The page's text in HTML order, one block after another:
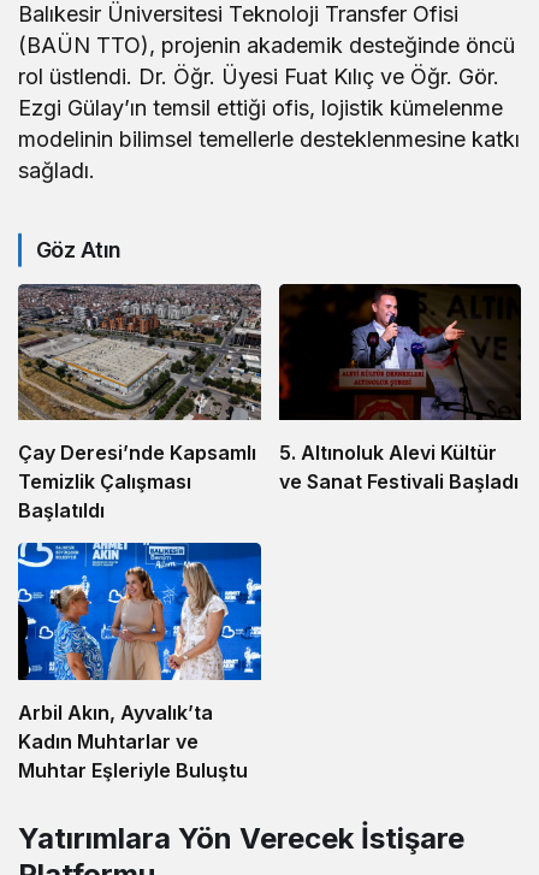
Balıkesir Üniversitesi Teknoloji Transfer Ofisi
(BAÜN TTO), projenin akademik desteğinde öncü
rol üstlendi. Dr. Öğr. Üyesi Fuat Kılıç ve Öğr. Gör.
Ezgi Gülay’ın temsil ettiği ofis, lojistik kümelenme
modelinin bilimsel temellerle desteklenmesine katkı
sağladı.
Göz Atın
Çay Deresi’nde Kapsamlı
Temizlik Çalışması
Başlatıldı
5. Altınoluk Alevi Kültür
ve Sanat Festivali Başladı
Arbil Akın, Ayvalık’ta
Kadın Muhtarlar ve
Muhtar Eşleriyle Buluştu
Yatırımlara Yön Verecek İstişare